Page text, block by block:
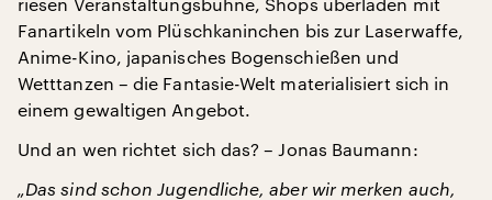
Fanartikeln vom Plüschkaninchen bis zur Laserwaffe,
Anime-Kino, japanisches Bogenschießen und
Wetttanzen – die Fantasie-Welt materialisiert sich in
einem gewaltigen Angebot.
Und an wen richtet sich das? – Jonas Baumann:
„Das sind schon Jugendliche, aber wir merken auch,